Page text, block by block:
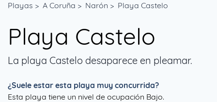
Playas > A Coruña > Narón > Playa Castelo
Playa Castelo
La playa Castelo desaparece en pleamar.
¿Suele estar esta playa muy concurrida?
Esta playa tiene un nivel de ocupación Bajo.